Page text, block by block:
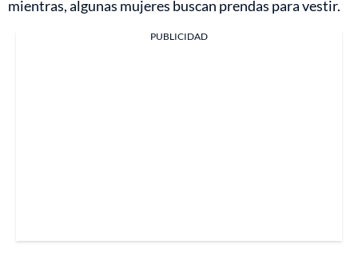
mientras, algunas mujeres buscan prendas para vestir.
PUBLICIDAD